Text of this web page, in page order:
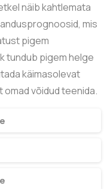
näib kahtlemata
mis
pigem
tundub pigem helge
käimasolevat
võidud teenida.